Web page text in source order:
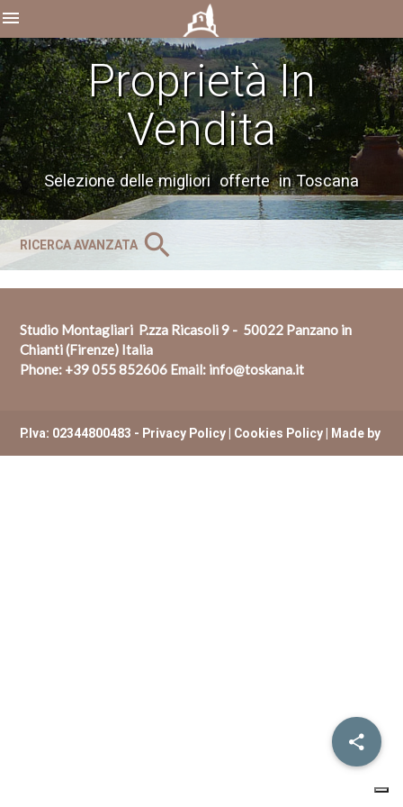
menu
RICERCA AVANZATA search
Proprietà In
Vendita
Selezione delle migliori offerte in Toscana
Studio Montagliari P.zza Ricasoli 9 - 50022 Panzano in
Chianti (Firenze) Italia
Phone: +39 055 852606 Email: info@toskana.it
P.Iva: 02344800483 - Privacy Policy| Cookies Policy| Made by